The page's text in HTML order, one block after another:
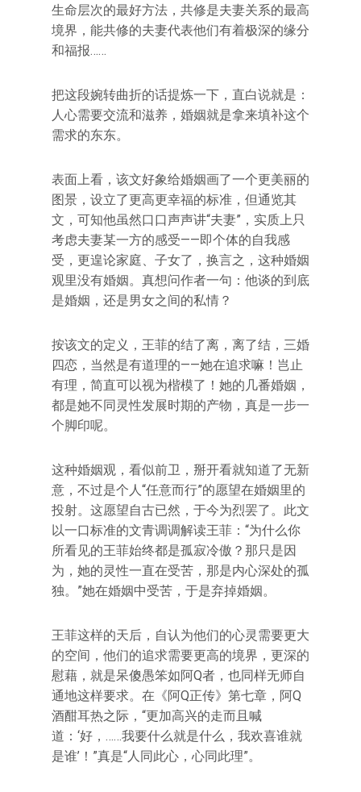
生命层次的最好方法，共修是夫妻关系的最高
境界，能共修的夫妻代表他们有着极深的缘分
和福报……
把这段婉转曲折的话提炼一下，直白说就是：
人心需要交流和滋养，婚姻就是拿来填补这个
需求的东东。
表面上看，该文好象给婚姻画了一个更美丽的
图景，设立了更高更幸福的标准，但通览其
文，可知他虽然口口声声讲“夫妻”，实质上只
考虑夫妻某一方的感受——即个体的自我感
受，更遑论家庭、子女了，换言之，这种婚姻
观里没有婚姻。真想问作者一句：他谈的到底
是婚姻，还是男女之间的私情？
按该文的定义，王菲的结了离，离了结，三婚
四恋，当然是有道理的——她在追求嘛！岂止
有理，简直可以视为楷模了！她的几番婚姻，
都是她不同灵性发展时期的产物，真是一步一
个脚印呢。
这种婚姻观，看似前卫，掰开看就知道了无新
意，不过是个人“任意而行”的愿望在婚姻里的
投射。这愿望自古已然，于今为烈罢了。此文
以一口标准的文青调调解读王菲：“为什么你
所看见的王菲始终都是孤寂冷傲？那只是因
为，她的灵性一直在受苦，那是内心深处的孤
独。”她在婚姻中受苦，于是弃掉婚姻。
王菲这样的天后，自认为他们的心灵需要更大
的空间，他们的追求需要更高的境界，更深的
慰藉，就是呆傻愚笨如阿Q者，也同样无师自
通地这样要求。在《阿Q正传》第七章，阿Q
酒酣耳热之际，“更加高兴的走而且喊
道：‘好，……我要什么就是什么，我欢喜谁就
是谁’！”真是“人同此心，心同此理”。